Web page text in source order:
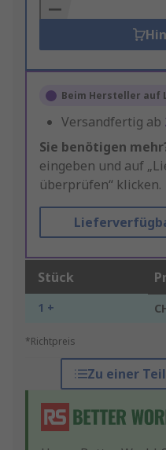
Basket
Beim Hersteller auf
Versandfertig ab
Sie benötigen
eingeben und auf
überprüfen“ klicken.
Stück
1 +
*Richtpreis
Zu einer